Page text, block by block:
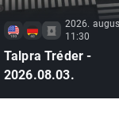
2026.
11:30
Talpra Tréder -
2026.08.03.